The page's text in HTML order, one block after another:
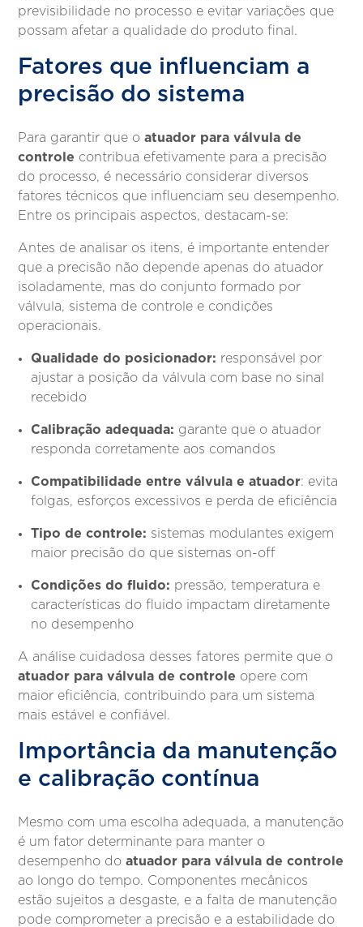
previsibilidade no processo e evitar variações que
possam afetar a qualidade do produto final.
Fatores que influenciam a
precisão do sistema
Para garantir que oatuador para válvula de
controle contribua efetivamente para a precisão
do processo, é necessário considerar diversos
fatores técnicos que influenciam seu desempenho.
Entre os principais aspectos, destacam-se:
Antes de analisar os itens, é importante entender
que a precisão não depende apenas do atuador
isoladamente, mas do conjunto formado por
válvula, sistema de controle e condições
operacionais.
Qualidade do posicionador: responsável por
ajustar a posição da válvula com base no sinal
recebido
Calibração adequada: garante que o atuador
responda corretamente aos comandos
Compatibilidade entre válvula e atuador: evita
folgas, esforços excessivos e perda de eficiência
Tipo de controle: sistemas modulantes exigem
maior precisão do que sistemas on-off
Condições do fluido: pressão, temperatura e
características do fluido impactam diretamente
no desempenho
A análise cuidadosa desses fatores permite que o
atuador para válvula de controle opere com
maior eficiência, contribuindo para um sistema
mais estável e confiável.
Importância da manutenção
e calibração contínua
Mesmo com uma escolha adequada, a manutenção
é um fator determinante para manter o
desempenho doatuador para válvula de controle
ao longo do tempo. Componentes mecânicos
estão sujeitos a desgaste, e a falta de manutenção
pode comprometer a precisão e a estabilidade do